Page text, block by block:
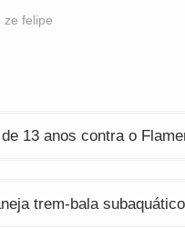
ze felipe
13 anos contra o
trem-bala